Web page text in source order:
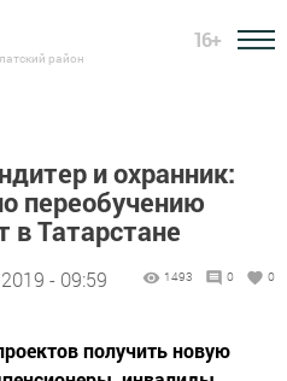
район
16+
и охранник:
переобучению
в Татарстане
- 09:59 1493 0 0
получить новую